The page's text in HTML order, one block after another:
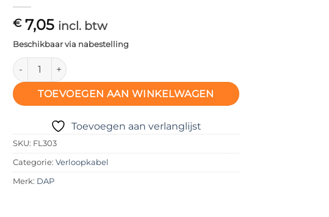
€7,05 incl. btw
Beschikbaar via nabestelling
DAP FL30 Stereo Mini-Jack naar 2x Tulp L/R – 3 meter aantal
TOEVOEGEN AAN WINKELWAGEN
Toevoegen aan verlanglijst
SKU: FL303
Categorie:Verloopkabel
Merk: DAP